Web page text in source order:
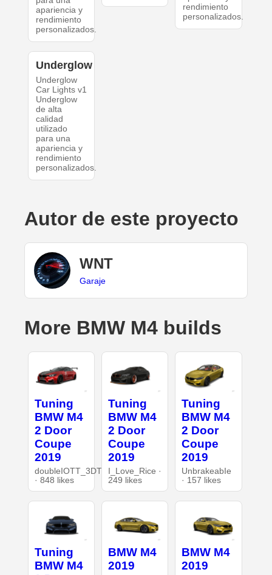
apariencia y
rendimiento
personalizados.
rendimiento
personalizados.
Underglow
Underglow
Car Lights v1
Underglow
de alta
calidad
utilizado
para una
apariencia y
rendimiento
personalizados.
Autor de este proyecto
WNT
Garaje
More BMW M4 builds
Tuning
BMW M4
2 Door
Coupe
2019
doubleIOTT_3DT
· 848 likes
Tuning
BMW M4
2 Door
Coupe
2019
I_Love_Rice ·
249 likes
Tuning
BMW M4
2 Door
Coupe
2019
UnbrakeabIe
· 157 likes
Tuning
BMW M4
BMW M4
2019
BMW M4
2019